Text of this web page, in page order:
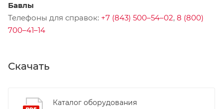
Бавлы
Телефоны для справок: +7 (843) 500–54–02, 8 (800)
700–41–14
Скачать
Каталог оборудования